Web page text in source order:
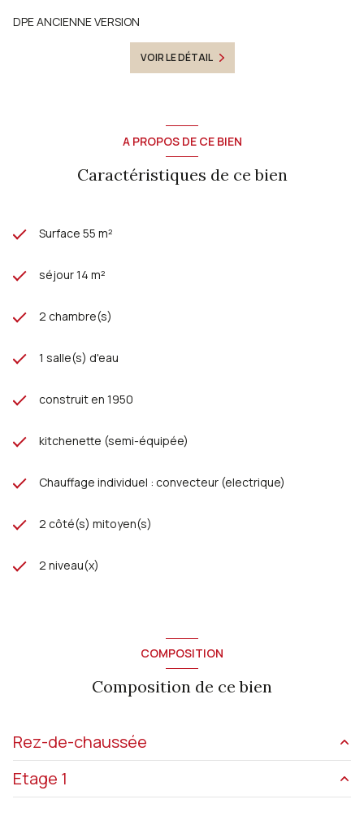
DPE ANCIENNE VERSION
VOIR LE DÉTAIL
A PROPOS DE CE BIEN
Caractéristiques de ce bien
Surface 55 m²
séjour 14 m²
2 chambre(s)
1 salle(s) d'eau
construit en 1950
kitchenette (semi-équipée)
Chauffage individuel : convecteur (electrique)
2 côté(s) mitoyen(s)
2 niveau(x)
COMPOSITION
Composition de ce bien
Rez-de-chaussée
pièce à vivre
Etage 1